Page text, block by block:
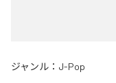
ジャンル： J-Pop